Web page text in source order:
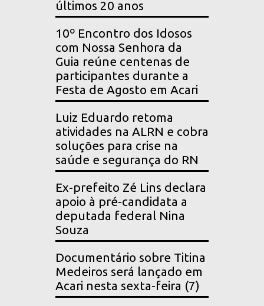
últimos 20 anos
10º Encontro dos Idosos
com Nossa Senhora da
Guia reúne centenas de
participantes durante a
Festa de Agosto em Acari
Luiz Eduardo retoma
atividades na ALRN e cobra
soluções para crise na
saúde e segurança do RN
Ex-prefeito Zé Lins declara
apoio à pré-candidata a
deputada federal Nina
Souza
Documentário sobre Titina
Medeiros será lançado em
Acari nesta sexta-feira (7)